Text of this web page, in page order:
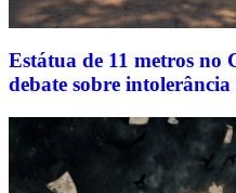
Estátua de 11 metros no
debate sobre intolerância